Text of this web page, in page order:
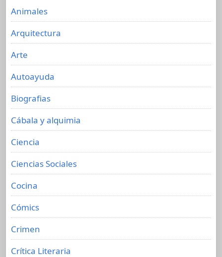
Animales
Arquitectura
Arte
Autoayuda
Biografias
Cábala y alquimia
Ciencia
Ciencias Sociales
Cocina
Cómics
Crimen
Crítica Literaria